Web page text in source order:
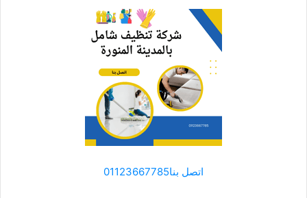
اتصل بنا01123667785